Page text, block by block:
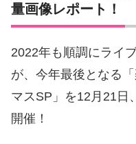
量画像レポート！
2022年も順調にライ
が、今年最後となる
マスSP」を12月21日
開催！